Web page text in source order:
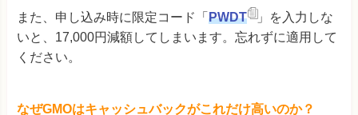
また、申し込み時に限定コード「 PWDT
」を入力しな
いと、17,000円減額してしまいます。忘れずに適用して
ください。
なぜGMOはキャッシュバックがこれだけ高いのか？